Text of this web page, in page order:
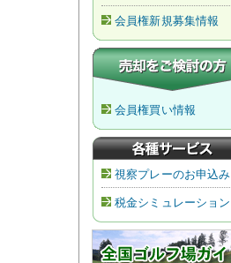
会員権新規募集情報
会員権買い情報
視察プレーのお申込み
税金シミュレーション